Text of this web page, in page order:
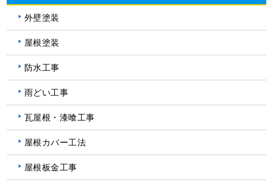
外壁塗装
屋根塗装
防水工事
雨どい工事
瓦屋根・漆喰工事
屋根カバー工法
屋根板金工事